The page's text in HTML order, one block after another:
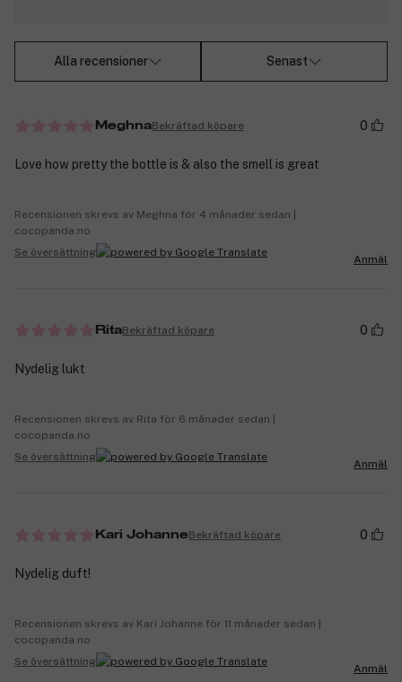
Alla recensioner Senast
MeghnaBekräftad köpare 0
Love how pretty the bottle is & also the smell is great
Recensionen skrevs av Meghna för 4 månader sedan |
cocopanda.no
Se översättning
Anmäl
RitaBekräftad köpare 0
Nydelig lukt
Recensionen skrevs av Rita för 6 månader sedan |
cocopanda.no
Se översättning
Anmäl
Kari JohanneBekräftad köpare 0
Nydelig duft!
Recensionen skrevs av Kari Johanne för 11 månader sedan |
cocopanda.no
Se översättning
Anmäl